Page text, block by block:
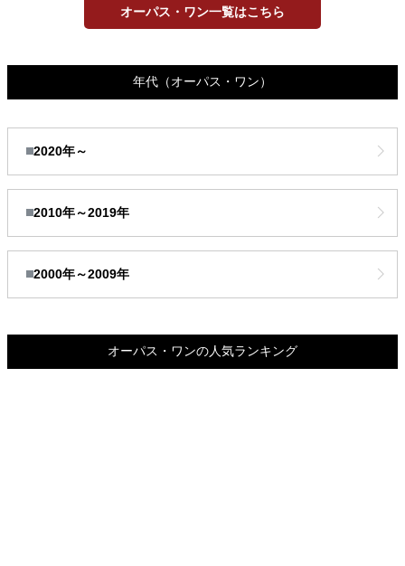
オーパス・ワン一覧はこちら
年代 （オーパス・ワン）
2020年～
2010年～2019年
2000年～2009年
オーパス・ワンの人気ランキング